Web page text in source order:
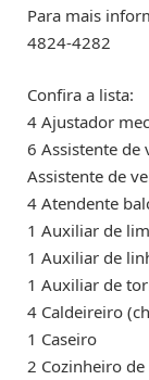
Para mais
4824-4282
Confira a lista:
4 Ajustador
6 Assistente de
Assistente de
4 Atendente
1 Auxiliar de
1 Auxiliar de
1 Auxiliar de
4 Caldeireiro
1 Caseiro
2 Cozinheiro